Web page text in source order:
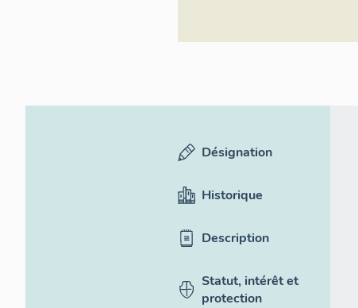
Désignation
Historique
Description
Statut, intérêt et
protection